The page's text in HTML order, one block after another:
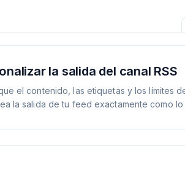
la salida del canal RSS
el contenido, las etiquetas y los límites
la salida de tu feed exactamente como